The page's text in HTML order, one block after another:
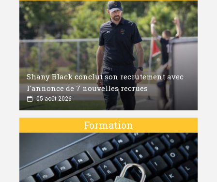
Shany Black conclut son recrutement avec
l'annonce de 7 nouvelles recrues
05 août 2026
Formation